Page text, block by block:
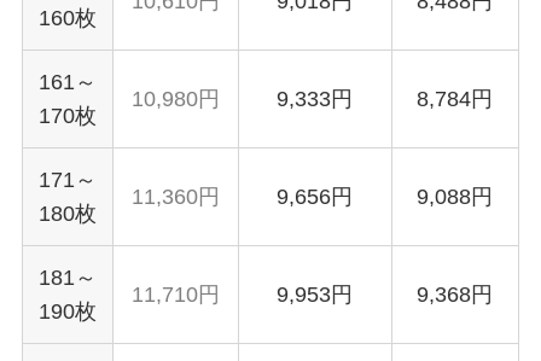
160枚
161～
170枚
10,980円 9,333円 8,784円
171～
180枚
11,360円 9,656円 9,088円
181～
190枚
11,710円 9,953円 9,368円